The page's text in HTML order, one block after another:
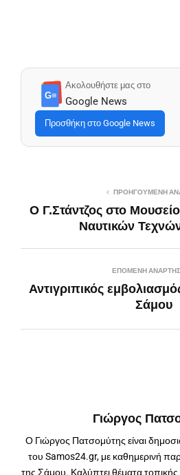
G≡
Ακολουθήστε μας στο
Google News
Προσθήκη στο Google News
ΠΡΟΗΓΟΎΜΕΝΗ
Ο Γ.Στάντζος στο
Ναυτικών
ΕΠΌΜΕΝΗ
Αντιγριπικός
Σάμου
Γιώργος
Ο Γιώργος Πατσομύτης είναι
του Samos24.gr, με καθημερινή
της Σάμου. Καλύπτει θέματα